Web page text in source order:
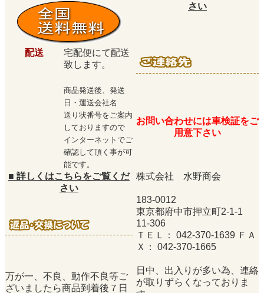
さい
配送
宅配便にて配送
致します。
商品発送後、発送
日・運送会社名
送り状番号をご案内
しておりますので
インターネットでご
確認して頂く事が可
能です。
お問い合わせには車検証をご
用意下さい
■ 詳しくはこちらをご覧くだ
さい
株式会社 水野商会
183-0012
東京都府中市押立町2-1-1
11-306
ＴＥＬ： 042-370-1639 ＦＡ
Ｘ： 042-370-1665
日中、出入りが多い為、連絡
が取りずらくなっておりま
万が一、不良、動作不良等ご
ざいましたら商品到着後７日